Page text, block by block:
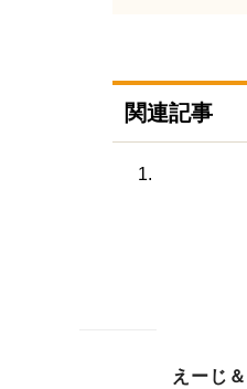
関連記事
えーじ